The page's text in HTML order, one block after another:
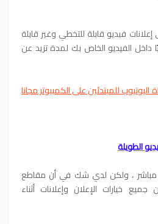
فيديو قابلة للتخطي وغير قابلة
الفيديو الخاص بك لمدة تزيد عن
للمبتدئين على الكمبيوتر مجانا
مباشر ، ولكن لدي شك في أن مقاطع
خيارات الإعلان وإعلانات أثناء